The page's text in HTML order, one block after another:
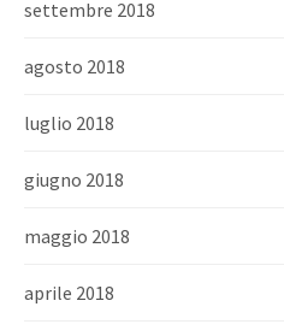
settembre 2018
agosto 2018
luglio 2018
giugno 2018
maggio 2018
aprile 2018